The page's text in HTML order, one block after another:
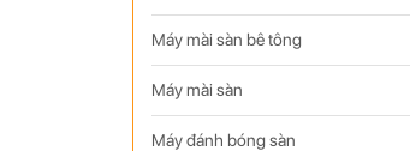
Máy mài sàn bê tông
Máy mài sàn
Máy đánh bóng sàn